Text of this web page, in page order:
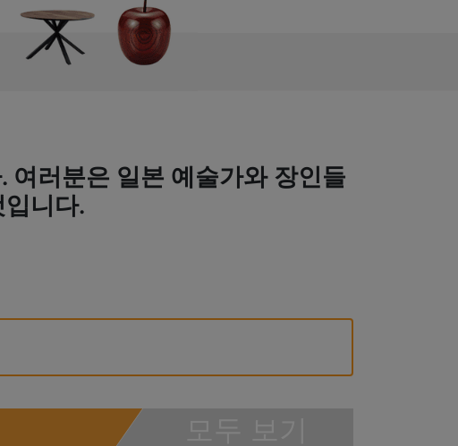
여러분은 일본 예술가와 장인들
니다.